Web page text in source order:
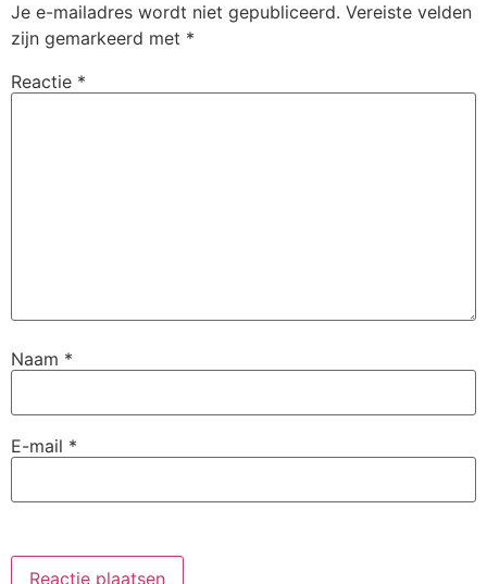
Je e-mailadres wordt niet gepubliceerd. Vereiste velden
zijn gemarkeerd met *
Reactie *
Naam *
E-mail *